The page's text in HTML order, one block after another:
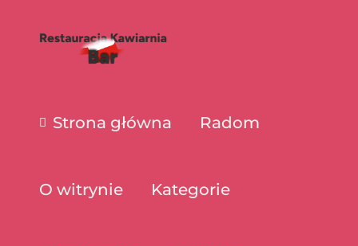
Strona główna Radom
O witrynie Kategorie